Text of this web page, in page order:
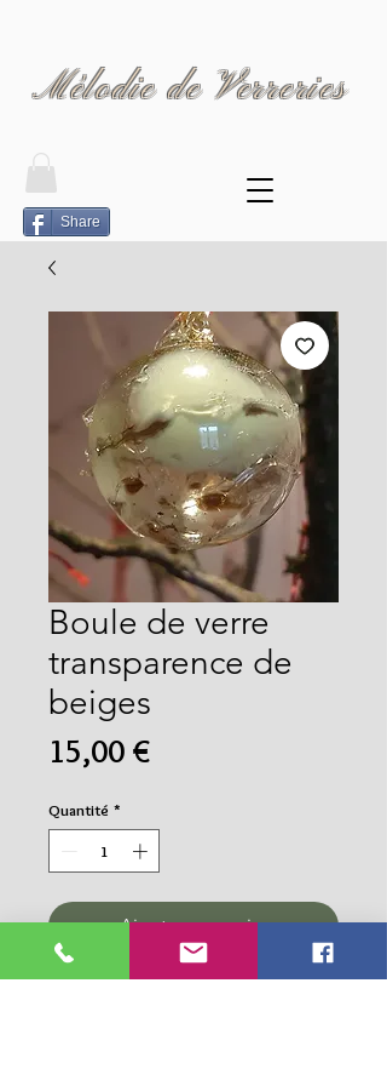
Mélodie de Verreries
Share
Boule de verre
transparence de
beiges
15,00 €Prix
Quantité *
Ajouter au panier